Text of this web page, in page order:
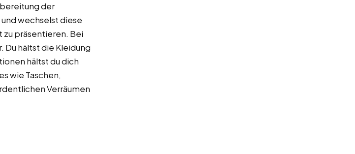
der
wechselst diese
präsentieren. Bei
Du hältst die Kleidung
hältst du dich
wie Taschen,
Verräumen